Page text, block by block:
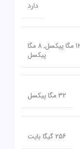
دارد
+12 مگا پیکسل, 12 مگا پیکسل, 8 مگا
پیکسل
32 مگا پیکسل
256 گیگا بایت